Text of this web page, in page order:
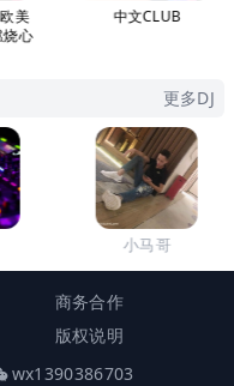
美
烧心
中文CLUB
更多DJ
小马哥
商务合作
版权说明
wx1390386703